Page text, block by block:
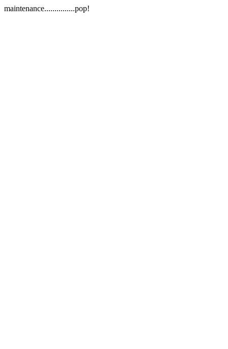
maintenance...............pop!